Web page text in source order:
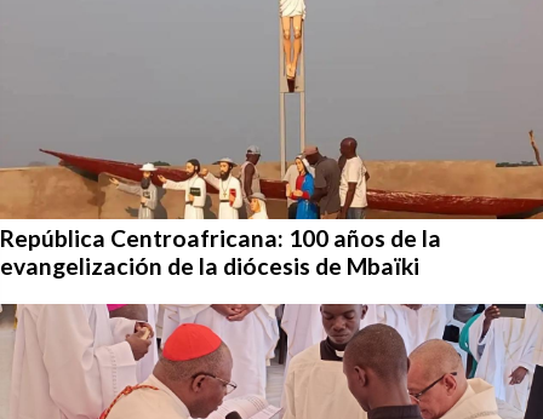
República Centroafricana: 100 años de la
evangelización de la diócesis de Mbaïki